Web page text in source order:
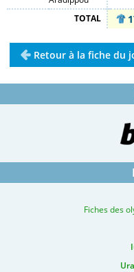
TOTAL
Retour à la fiche du
Fiches des